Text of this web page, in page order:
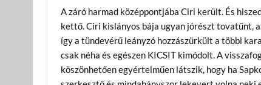
A záró harmad középpontjába Ciri került. És
kettő. Ciri kislányos bája ugyan jórészt tovatűnt,
így a tündevérű leányzó hozzászürkült a többi
csak néha és egészen KICSIT kimódolt. A
köszönhetően egyértelműen látszik, hogy ha